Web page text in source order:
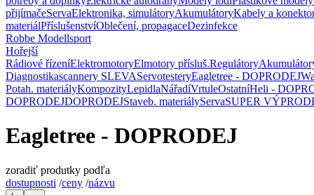
přijímačeServaElektronika, simulátoryAkumulátoryKabely a
materiálPříslušenstvíOblečení, propagaceDezinfekce
Robbe Modellsport
Hořejší
Rádiové řízeníElektromotoryElmotory přísluš.Regulátory
Diagnostikascannery SLEVAServotesteryEagletree - DOPRODEJ
Potah. materiályKompozityLepidlaNářadíVrtuleOstatníHeli -
DOPRODEJDOPRODEJStaveb. materiályServaSUPER
Eagletree - DOPRODEJ
zoradiť produtky podľa
dostupnosti /ceny /názvu